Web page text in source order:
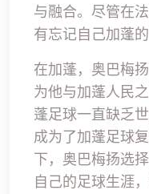
与融合。尽管在
有忘记自己加蓬的
在加蓬，奥巴梅
为他与加蓬人民
蓬足球一直缺乏
成为了加蓬足球
下，奥巴梅扬选
自己的足球生涯